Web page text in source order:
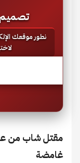
تصميم
نطور موقعك
مقتل شاب من
غامضة